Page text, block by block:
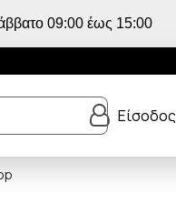
09:00 έως 15:00
Είσοδος